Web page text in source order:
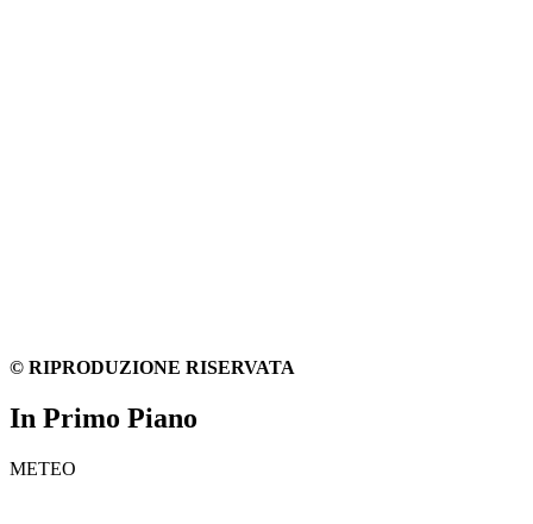
© RIPRODUZIONE RISERVATA
In Primo Piano
METEO